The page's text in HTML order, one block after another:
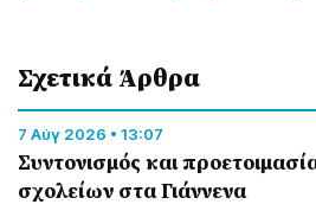
Σχετικά Άρθρα
7 Αύγ 2026 • 13:07
Συντονισμός και
σχολείων στα Γιάννενα